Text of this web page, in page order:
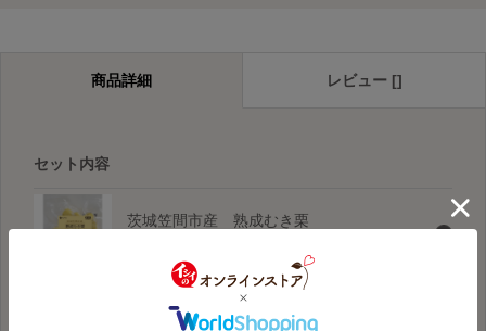
商品詳細 レビュー []
セット内容
茨城笠間市産 熟成むき栗
岐阜山県市産 熟成むき栗